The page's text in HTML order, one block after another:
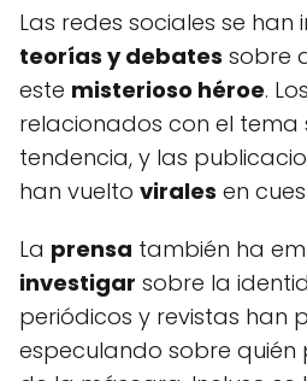
Las redes sociales se
teorías y debates sobre
este misterioso héroe.
relacionados con el tema
tendencia, y las
han vuelto virales en
La prensa también ha
investigar sobre la
periódicos y revistas han
especulando sobre